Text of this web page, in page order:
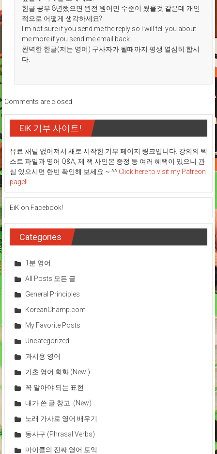
한글 공부 8년했으면 완전 원어민 수준이 됬을것 같은데 개인
적으로 어떻게 생각하세요?
I’m not sure if you send me the reply so I will tell you about
me more if you send me email back.
완벽한 한글(저는 영어) 구사자가 될때까지 평생 열심히 합시
다.
Comments are closed.
EiK 기부 사이트!
유료 채널 없어져서 새로 시작한 기부 페이지 링크입니다. 강의의 텍
스트 파일과 영어 Q&A, 제 책 사인본 증정 등 여러 혜택이 있으니 관
심 있으시면 한번 확인해 보세요 ~ ^^ Click here to visit my Patreon
pagel!
EiK on Facebook!
Categories
1분 영어
All Posts 모든 글
General Principles
KoreanChamp.com
My Favorite Posts
Uncategorized
과시용 영어
기초 영어 회화 (New!)
꼭 알아야 되는 표현
내가 쓴 글 창고! (New)
노래 가사로 영어 배우기
동사구 (Phrasal Verbs)
마이클의 진짜 영어 토익